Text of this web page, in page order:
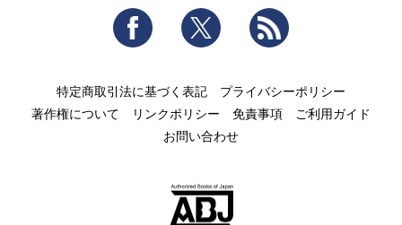
Facebook Twitter
特定商取引法に基づく表記
プライバシーポリシー
著作権について
リンクポリシー 免責事項
ご利用ガイド
お問い合わせ